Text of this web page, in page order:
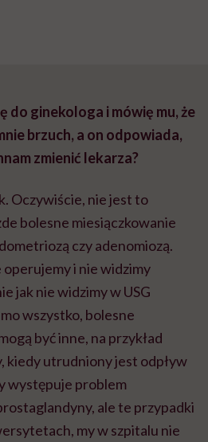
do ginekologa i mówię mu, że
brzuch, a on odpowiada,
zmienić lekarza?
Oczywiście, nie jest to
bolesne miesiączkowanie
czyadenomiozą.
i nie widzimy
jak nie widzimy w USG
wszystko, bolesne
być inne, na przykład
kiedy utrudniony jest odpływ
występuje problem
ale te przypadki
my w szpitalu nie